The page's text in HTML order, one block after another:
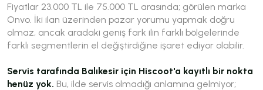
Fiyatlar 23.000 TL ile 75.000 TL arasında; görülen marka
Onvo. İki ilan üzerinden pazar yorumu yapmak doğru
olmaz, ancak aradaki geniş fark ilin farklı bölgelerinde
farklı segmentlerin el değiştirdiğine işaret ediyor olabilir.
Servis tarafında Balıkesir için Hiscoot'a kayıtlı bir nokta
henüz yok. Bu, ilde servis olmadığı anlamına gelmiyor;